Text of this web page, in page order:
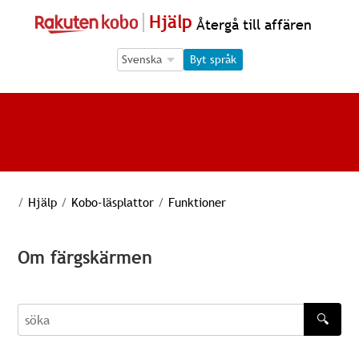
Hjälp Återgå till affären
Language Selection
Language Selection
Byt språk
/ Hjälp / Kobo-läsplattor / Funktioner
Om färgskärmen
söka
🔍